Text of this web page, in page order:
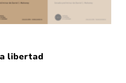
libertad